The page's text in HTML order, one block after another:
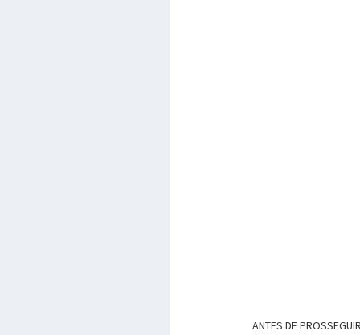
ANTES DE